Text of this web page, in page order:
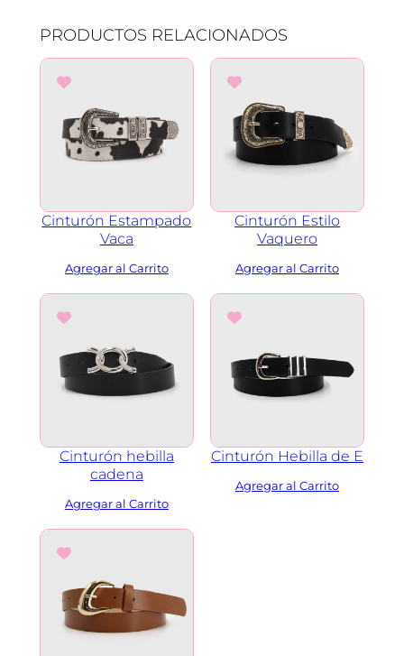
a
c
d
a
PRODUCTOS RELACIONADOS
Cinturón Estampado
Vaca
Cinturón Estilo
Vaquero
Cinturón hebilla
cadena
Cinturón Hebilla de E